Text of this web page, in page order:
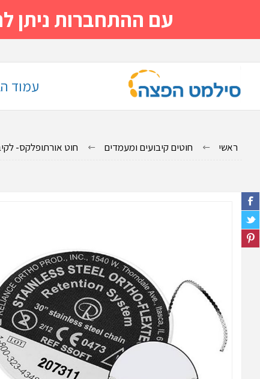
עם ההתחברות ניתן לראות
עמוד
ראשי חוטים קיבועים ומעמדים חוט אורתופלקס-